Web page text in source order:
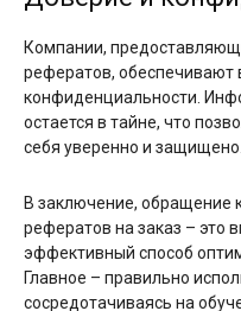
Компании,
рефератов, обеспечивают
конфиденциальности.
остается в тайне, что
себя уверенно и защищено.
В заключение, обращение
рефератов на заказ – это
эффективный способ
Главное – правильно
сосредотачиваясь на